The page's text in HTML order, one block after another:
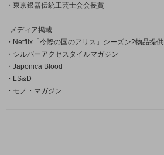
・東京銀器伝統工芸士会会長賞
- メディア掲載 -
・Netflix「今際の国のアリス」シーズン2物品提供
・シルバーアクセスタイルマガジン
・Japonica Blood
・LS&D
・モノ・マガジン